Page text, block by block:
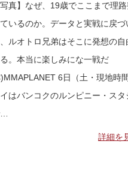
写真】なぜ、19歳でここまで理路
ているのか。データと実戦に戻づ
ルオトロ兄弟はそこに発想の自
。本当に楽しみにな一戦だ
6日（土・現地時間
はバンコクのルンピニー・スタ
詳細を